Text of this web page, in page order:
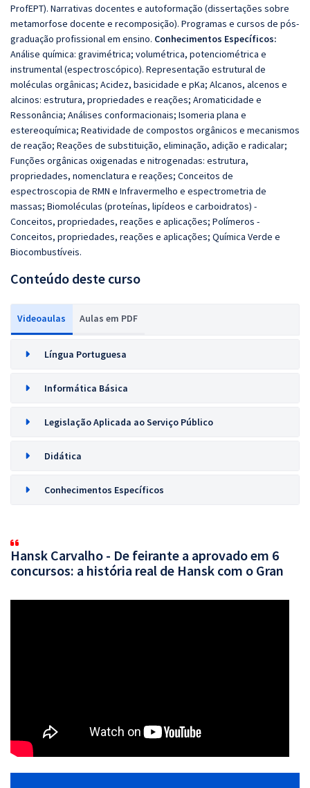
ProfEPT). Narrativas docentes e autoformação (dissertações sobre
metamorfose docente e recomposição). Programas e cursos de pós-
graduação profissional em ensino. Conhecimentos Específicos:
Análise química: gravimétrica; volumétrica, potenciométrica e
instrumental (espectroscópico). Representação estrutural de
moléculas orgânicas; Acidez, basicidade e pKa; Alcanos, alcenos e
alcinos: estrutura, propriedades e reações; Aromaticidade e
Ressonância; Análises conformacionais; Isomeria plana e
estereoquímica; Reatividade de compostos orgânicos e mecanismos
de reação; Reações de substituição, eliminação, adição e radicalar;
Funções orgânicas oxigenadas e nitrogenadas: estrutura,
propriedades, nomenclatura e reações; Conceitos de
espectroscopia de RMN e Infravermelho e espectrometria de
massas; Biomoléculas (proteínas, lipídeos e carboidratos) -
Conceitos, propriedades, reações e aplicações; Polímeros -
Conceitos, propriedades, reações e aplicações; Química Verde e
Biocombustíveis.
Conteúdo deste curso
Videoaulas Aulas em PDF
Língua Portuguesa
Informática Básica
Legislação Aplicada ao Serviço Público
Didática
Conhecimentos Específicos
Hansk Carvalho - De feirante a aprovado em 6
concursos: a história real de Hansk com o Gran